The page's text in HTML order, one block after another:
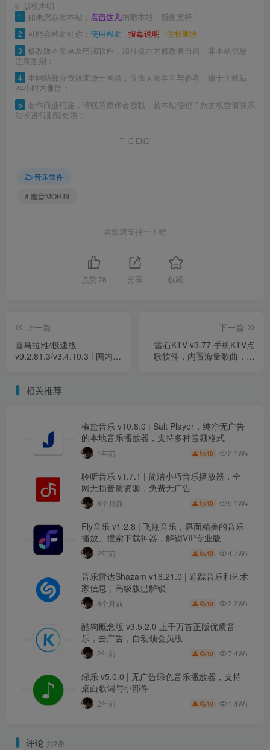
© 版权声明
1 如果您喜欢本站， 点击这儿捐赠本站，感谢支持！
2 可能会帮助到你： 使用帮助 | 报毒说明 | 侵权删除
3 修改版本安卓及电脑软件，加群提示为修改者自留，非本站信息，
注意鉴别；
4 本网站部分资源来源于网络，仅供大家学习与参考，请于下载后
24小时内删除；
5
若作商业用途，请联系原作者授权，若本站侵犯了您的权益请联系
站长进行删除处理；
THE END
音乐软件
# 魔音MORIN
喜欢就支持一下吧
点赞 78 分享 收藏
上一篇
喜马拉雅/极速版
v9.2.81.3/v3.4.10.3 | 国内顶
下一篇
雷石KTV v3.77 手机KTV点
歌软件，内置海量歌曲，解
相关推荐
椒盐音乐 v10.8.0 | Salt Player，纯净无广告
的本地音乐播放器，支持多种音频格式
1年前 10 2.1W+
聆听音乐 v1.7.1 | 简洁小巧音乐播放器，全
网无损音质资源，免费无广告
8个月前 10 5.1W+
Fly音乐 v1.2.8 | 飞翔音乐，界面精美的音乐
播放、搜索下载神器，解锁VIP专业版
2年前 10 4.7W+
音乐雷达Shazam v16.21.0 | 追踪音乐和艺术
家信息，高级版已解锁
8个月前 10 2.2W+
酷狗概念版 v3.5.2.0 上千万首正版优质音
乐，去广告，自动领会员版
2年前 10 7.4W+
绿乐 v5.0.0 | 无广告绿色音乐播放器，支持
桌面歌词与小部件
2年前 10 1.4W+
评论 共2条